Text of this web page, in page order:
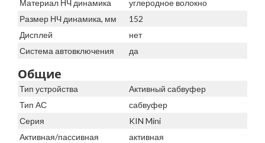
Материал НЧ динамика
углеродное волокно
Размер НЧ динамика, мм
152
Дисплей
нет
Система автовключения
да
Общие
Тип устройства
Активный сабвуфер
Тип АС
сабвуфер
Серия
KIN Mini
Активная/пассивная
активная